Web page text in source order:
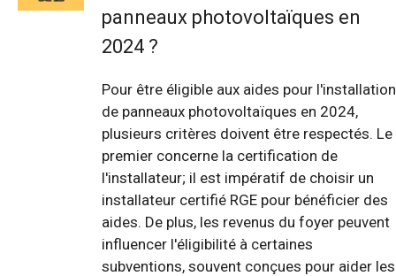
panneaux photovoltaïques en
2024 ?
Pour être éligible aux aides pour l'installation
de panneaux photovoltaïques en 2024,
plusieurs critères doivent être respectés. Le
premier concerne la certification de
l'installateur; il est impératif de choisir un
installateur certifié RGE pour bénéficier des
aides. De plus, les revenus du foyer peuvent
influencer l'éligibilité à certaines
subventions, souvent conçues pour aider les